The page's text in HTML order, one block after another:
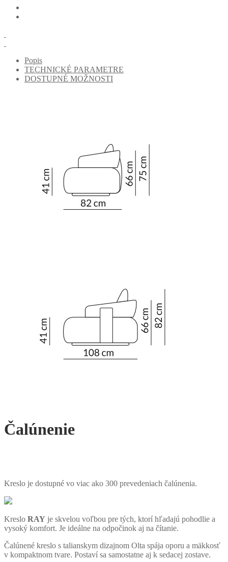
Popis
TECHNICKÉ PARAMETRE
DOSTUPNÉ MOŽNOSTI
Čalúnenie
Kreslo je dostupné vo viac ako 300 prevedeniach čalúnenia.
Kreslo RAY je skvelou voľbou pre tých, ktorí hľadajú pohodlie a
vysoký komfort. Je ideálne na odpočinok aj na čítanie.
Čalúnené kreslo s talianskym dizajnom Olta spája oporu a mäkkosť
v kompaktnom tvare. Postaví sa samostatne aj k sedacej zostave.